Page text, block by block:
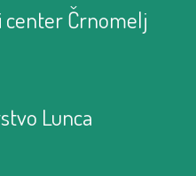
center Črnomelj
Lunca